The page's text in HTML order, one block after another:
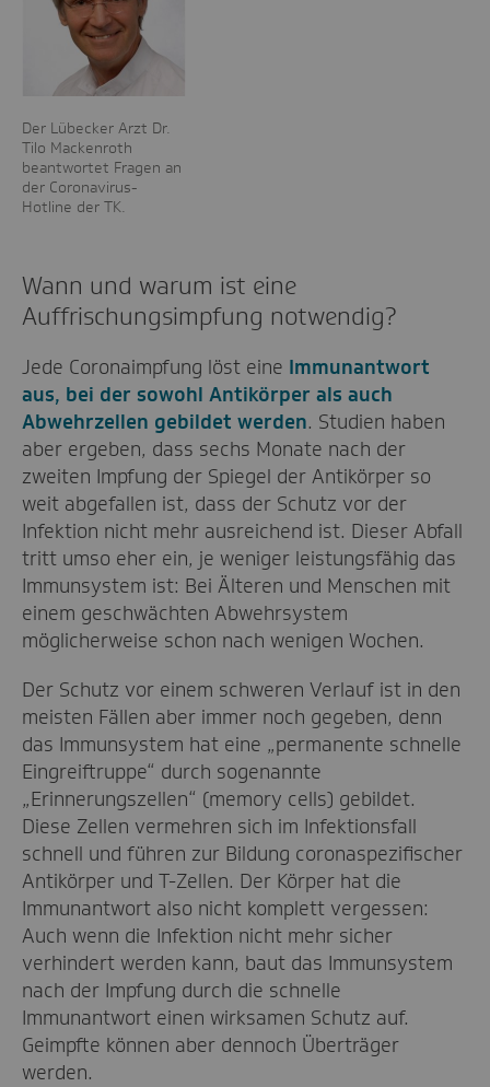
Der Lübecker Arzt Dr.
Tilo Mackenroth
beantwortet Fragen an
der Coronavirus-
Hotline der TK.
Wann und warum ist eine
Auffrischungsimpfung notwendig?
Jede Coronaimpfung löst eine Immunantwort
aus, bei der sowohl Antikörper als auch
Abwehrzellen gebildet werden. Studien haben
aber ergeben, dass sechs Monate nach der
zweiten Impfung der Spiegel der Antikörper so
weit abgefallen ist, dass der Schutz vor der
Infektion nicht mehr ausreichend ist. Dieser Abfall
tritt umso eher ein, je weniger leistungsfähig das
Immunsystem ist: Bei Älteren und Menschen mit
einem geschwächten Abwehrsystem
möglicherweise schon nach wenigen Wochen.
Der Schutz vor einem schweren Verlauf ist in den
meisten Fällen aber immer noch gegeben, denn
das Immunsystem hat eine „permanente schnelle
Eingreiftruppe“ durch sogenannte
„Erinnerungszellen“ (memory cells) gebildet.
Diese Zellen vermehren sich im Infektionsfall
schnell und führen zur Bildung coronaspezifischer
Antikörper und T-Zellen. Der Körper hat die
Immunantwort also nicht komplett vergessen:
Auch wenn die Infektion nicht mehr sicher
verhindert werden kann, baut das Immunsystem
nach der Impfung durch die schnelle
Immunantwort einen wirksamen Schutz auf.
Geimpfte können aber dennoch Überträger
werden.